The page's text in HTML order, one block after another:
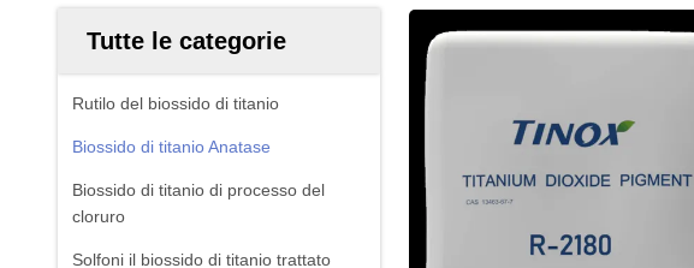
Tutte le categorie
Rutilo del biossido di titanio
Biossido di titanio Anatase
Biossido di titanio di processo del
cloruro
Solfoni il biossido di titanio trattato